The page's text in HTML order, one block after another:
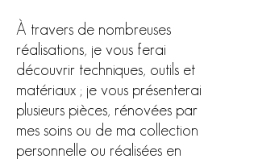
À travers de nombreuses
réalisations, je vous ferai
découvrir techniques, outils et
matériaux ; je vous présenterai
plusieurs pièces, rénovées par
mes soins ou de ma collection
personnelle ou réalisées en